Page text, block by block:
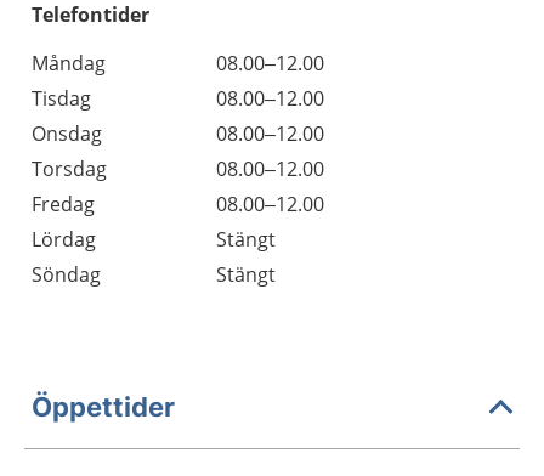
Telefontider
Måndag
08.00–12.00
Tisdag
08.00–12.00
Onsdag
08.00–12.00
Torsdag
08.00–12.00
Fredag
08.00–12.00
Lördag
Stängt
Söndag
Stängt
Öppettider